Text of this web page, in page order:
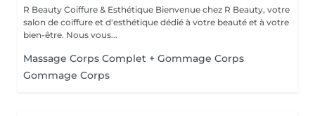
R Beauty Coiffure & Esthétique Bienvenue chez R Beauty, votre
salon de coiffure et d'esthétique dédié à votre beauté et à votre
bien-être. Nous vous...
Massage Corps Complet + Gommage Corps
Gommage Corps